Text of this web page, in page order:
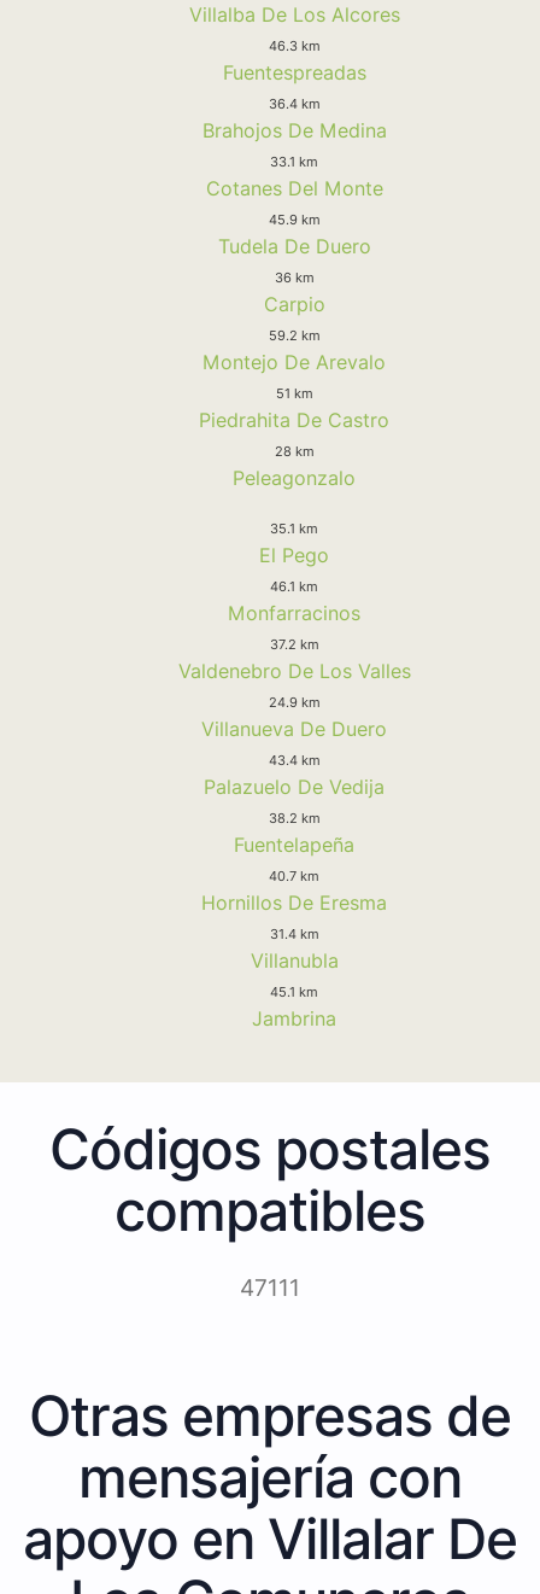
Villalba De Los Alcores
46.3 km
Fuentespreadas
36.4 km
Brahojos De Medina
33.1 km
Cotanes Del Monte
45.9 km
Tudela De Duero
36 km
Carpio
59.2 km
Montejo De Arevalo
51 km
Piedrahita De Castro
28 km
Peleagonzalo
35.1 km
El Pego
46.1 km
Monfarracinos
37.2 km
Valdenebro De Los Valles
24.9 km
Villanueva De Duero
43.4 km
Palazuelo De Vedija
38.2 km
Fuentelapeña
40.7 km
Hornillos De Eresma
31.4 km
Villanubla
45.1 km
Jambrina
Códigos postales
compatibles
47111
Otras empresas de
mensajería con
apoyo en Villalar De